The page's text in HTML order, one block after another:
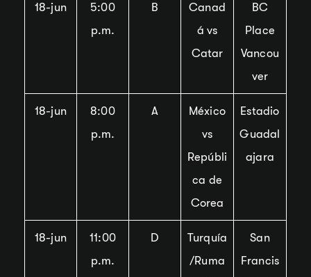
18-jun
5:00
p.m.
B
Canad
á vs
Catar
BC
Place
Vancou
ver
18-jun
8:00
p.m.
A
México
vs
Repúbli
ca de
Corea
Estadio
Guadal
ajara
18-jun
11:00
p.m.
D
Turquía
/Ruma
San
Francis